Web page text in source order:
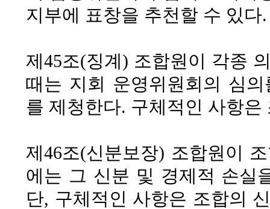
지부에 표창을 추천할 수 있다.
제45조(징계) 조합원이 각종
때는 지회 운영위원회의 심
를 제청한다. 구체적인 사항
제46조(신분보장) 조합원이
에는 그 신분 및 경제적 손실
단, 구체적인 사항은 조합의